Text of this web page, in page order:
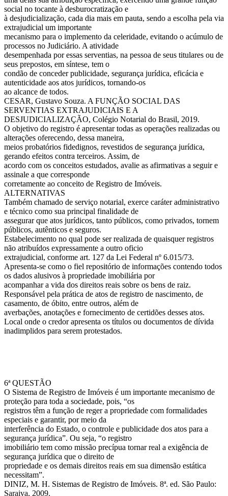
social no tocante à desburocratização e
à desjudicialização, cada dia mais em pauta, sendo a escolha pela via
extrajudicial um importante
mecanismo para o implemento da celeridade, evitando o acúmulo de
processos no Judiciário. A atividade
desempenhada por essas serventias, na pessoa de seus titulares ou de
seus prepostos, em síntese, tem o
condão de conceder publicidade, segurança jurídica, eficácia e
autenticidade aos atos jurídicos, tornando-os
ao alcance de todos.
CESAR, Gustavo Souza. A FUNÇÃO SOCIAL DAS
SERVENTIAS EXTRAJUDICIAIS E A
DESJUDICIALIZAÇÃO, Colégio Notarial do Brasil, 2019.
O objetivo do registro é apresentar todas as operações realizadas ou
alterações oferecendo, dessa maneira,
meios probatórios fidedignos, revestidos de segurança jurídica,
gerando efeitos contra terceiros. Assim, de
acordo com os conceitos estudados, avalie as afirmativas a seguir e
assinale a que corresponde
corretamente ao conceito de Registro de Imóveis.
ALTERNATIVAS
Também chamado de serviço notarial, exerce caráter administrativo
e técnico como sua principal finalidade de
assegurar que atos jurídicos, tanto públicos, como privados, tornem
públicos, autênticos e seguros.
Estabelecimento no qual pode ser realizada de quaisquer registros
não atribuídos expressamente a outro oficio
extrajudicial, conforme art. 127 da Lei Federal nº 6.015/73.
Apresenta-se como o fiel repositório de informações contendo todos
os dados alusivos à propriedade imobiliária por
acompanhar a vida dos direitos reais sobre os bens de raiz.
Responsável pela prática de atos de registro de nascimento, de
casamento, de óbito, entre outros, além de
averbações, anotações e fornecimento de certidões desses atos.
Local onde o credor apresenta os títulos ou documentos de dívida
inadimplidos para serem protestados.
6ª QUESTÃO
O Sistema de Registro de Imóveis é um importante mecanismo de
proteção para toda a sociedade, pois, “os
registros têm a função de reger a propriedade com formalidades
especiais e garantir, por meio da
interferência do Estado, o controle e publicidade dos atos para a
segurança jurídica”. Ou seja, “o registro
imobiliário tem como missão precípua tornar real a exigência de
segurança jurídica que o direito de
propriedade e os demais direitos reais em sua dimensão estática
necessitam”.
DINIZ, M. H. Sistemas de Registro de Imóveis. 8ª. ed. São Paulo:
Saraiva, 2009.